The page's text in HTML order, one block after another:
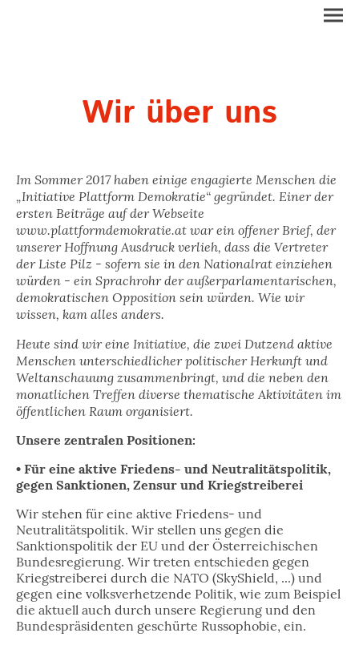
Wir über uns
Im Sommer 2017 haben einige engagierte Menschen die
„Initiative Plattform Demokratie“ gegründet. Einer der
ersten Beiträge auf der Webseite
www.plattformdemokratie.at war ein offener Brief, der
unserer Hoffnung Ausdruck verlieh, dass die Vertreter
der Liste Pilz - sofern sie in den Nationalrat einziehen
würden - ein Sprachrohr der außerparlamentarischen,
demokratischen Opposition sein würden. Wie wir
wissen, kam alles anders.
Heute sind wir eine Initiative, die zwei Dutzend aktive
Menschen unterschiedlicher politischer Herkunft und
Weltanschauung zusammenbringt, und die neben den
monatlichen Treffen diverse thematische Aktivitäten im
öffentlichen Raum organisiert.
Unsere zentralen Positionen:
• Für eine aktive Friedens- und Neutralitätspolitik,
gegen Sanktionen, Zensur und Kriegstreiberei
Wir stehen für eine aktive Friedens- und
Neutralitätspolitik. Wir stellen uns gegen die
Sanktionspolitik der EU und der Österreichischen
Bundesregierung. Wir treten entschieden gegen
Kriegstreiberei durch die NATO (SkyShield, ...) und
gegen eine volksverhetzende Politik, wie zum Beispiel
die aktuell auch durch unsere Regierung und den
Bundespräsidenten geschürte Russophobie, ein.